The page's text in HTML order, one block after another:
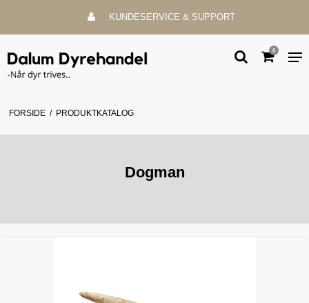
KUNDESERVICE & SUPPORT
0
FORSIDE / PRODUKTKATALOG
Dogman